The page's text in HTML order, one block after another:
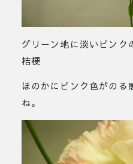
グリーン地に淡いピンク
桔梗
ほのかにピンク色がのる
ね。